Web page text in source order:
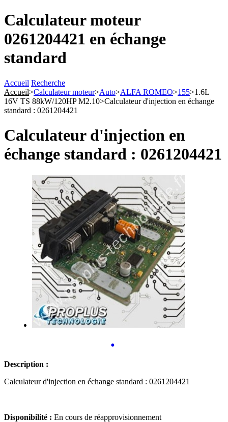
Calculateur moteur
0261204421 en échange
standard
Accueil Recherche
Accueil>Calculateur moteur>Auto>ALFA ROMEO>155>1.6L
16V TS 88kW/120HP M2.10>Calculateur d'injection en échange
standard : 0261204421
Calculateur d'injection en
échange standard : 0261204421
•
Description :
Calculateur d'injection en échange standard : 0261204421
Disponibilité : En cours de réapprovisionnement